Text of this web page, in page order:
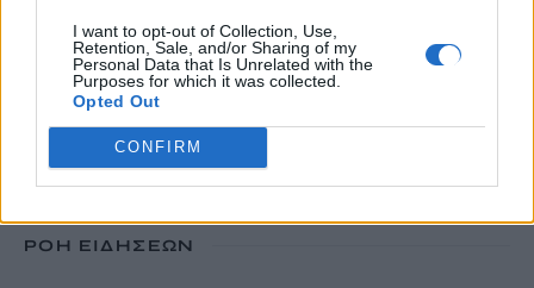
I want to opt-out of Collection, Use,
Retention, Sale, and/or Sharing of my
Personal Data that Is Unrelated with the
Purposes for which it was collected.
Opted Out
CONFIRM
Παραπληροφόρηση χαρακτηρίζει η τουρκική προεδρία τους
ισχυρισμούς ορισμένων μέσων ενημέρωσης της χώρας ότι «οι
αγορές ρωσικού φυσικού αερίου…
Newsroom 18 Νοεμβρίου, 2025
ΡΟΗ ΕΙΔΗΣΕΩΝ